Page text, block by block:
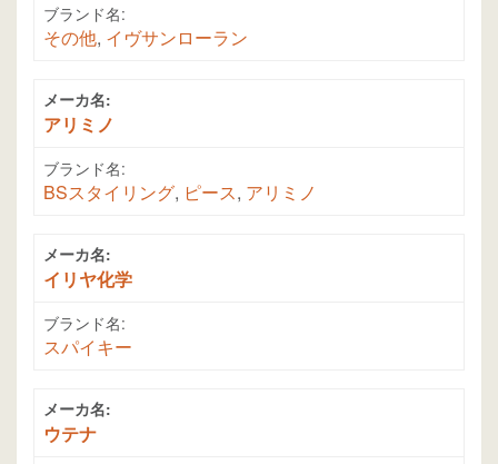
ブランド名:
その他, イヴサンローラン
メーカ名:
アリミノ
ブランド名:
BSスタイリング, ピース, アリミノ
メーカ名:
イリヤ化学
ブランド名:
スパイキー
メーカ名:
ウテナ